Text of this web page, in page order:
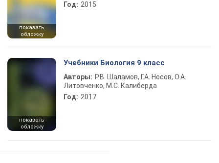
показать
обложку
Год: 2015
показать
обложку
Учебники Биология 9 класс
Авторы: Р.В. Шаламов, Г.А. Носов, О.А.
Литовченко, М.С. Калиберда
Год: 2017